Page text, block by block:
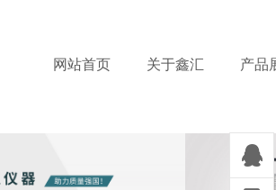
网站首页 关于鑫汇 产品